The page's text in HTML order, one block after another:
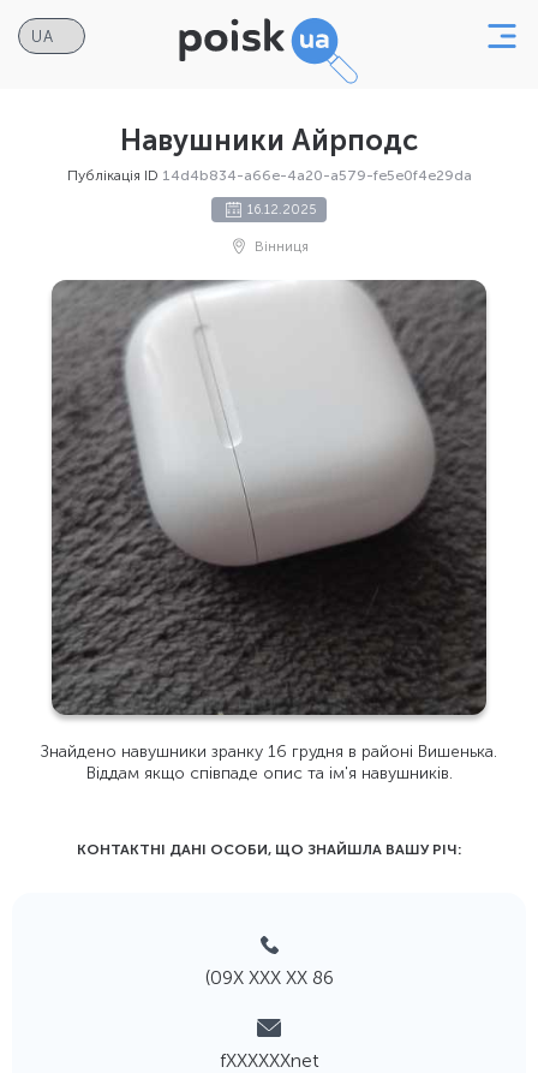
Навушники Айрподс
Публікація ID 14d4b834-a66e-4a20-a579-fe5e0f4e29da
16.12.2025
Вінниця
Знайдено навушники зранку 16 грудня в районі Вишенька.
Віддам якщо співпаде опис та ім'я навушників.
КОНТАКТНІ ДАНІ ОСОБИ, ЩО ЗНАЙШЛА ВАШУ РIЧ:
(09Х ХХХ ХХ 86
fХХХХХХnet